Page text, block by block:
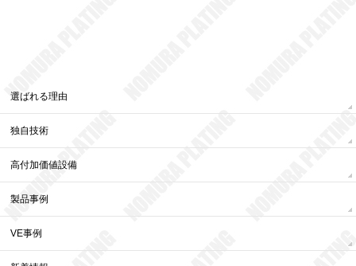
選ばれる理由
独自技術
高付加価値設備
製品事例
VE事例